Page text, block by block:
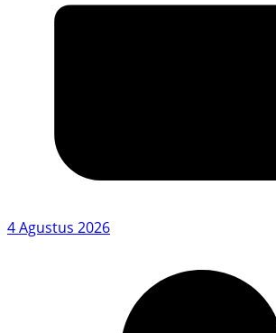
4 Agustus 2026